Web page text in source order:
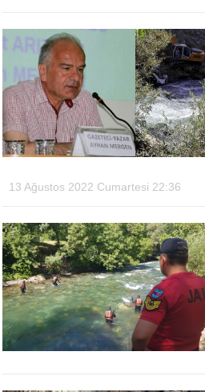
13 Ağustos 2022 Cumartesi 22:36